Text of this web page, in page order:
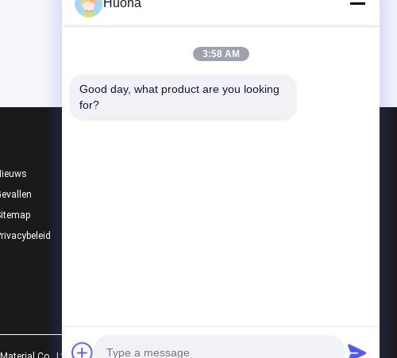
Huona
3:58 AM
Good day, what product are you looking
for?